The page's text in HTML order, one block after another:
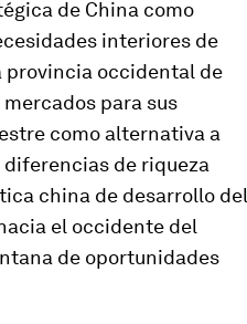
de China como
interiores de
provincia occidental de
para sus
como alternativa a
de riqueza
china de desarrollo del
el occidente del
de oportunidades